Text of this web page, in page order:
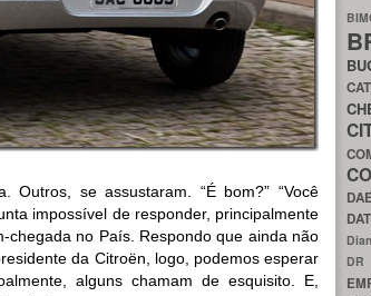
se assustaram. “É bom?” “Você
impossível de responder, principalmente
no País. Respondo que ainda não
da Citroën, logo, podemos esperar
alguns chamam de esquisito. E,